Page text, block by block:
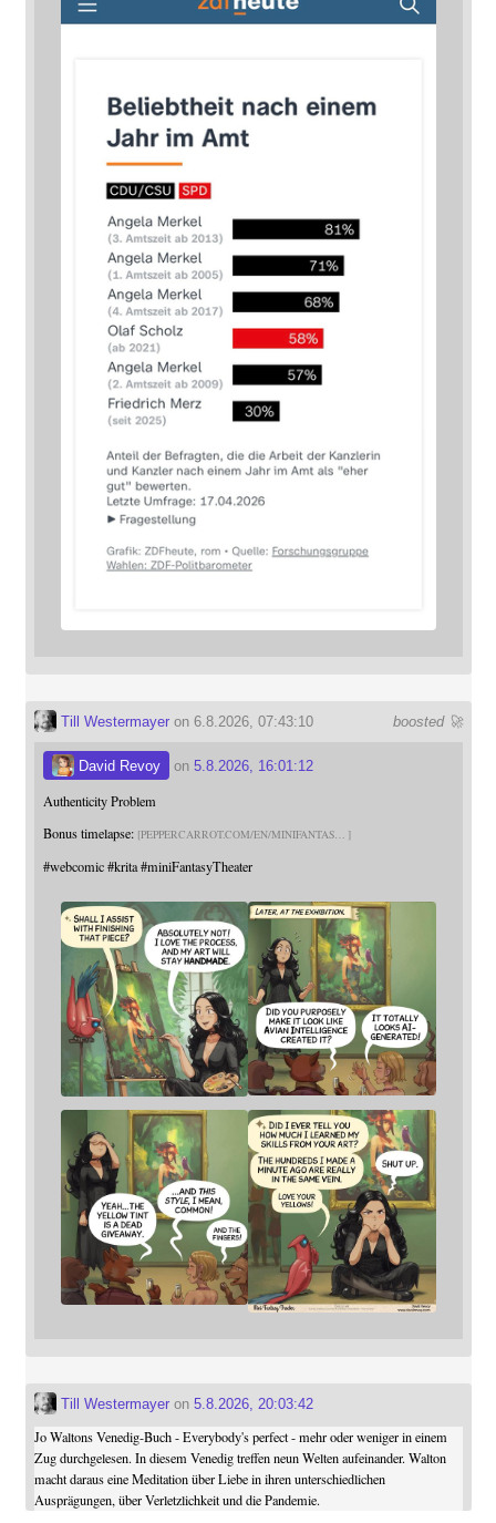
boosted 🚀
Till Westermayeron 6.8.2026, 07:43:10
David Revoy on 5.8.2026, 16:01:12
Authenticity Problem
Bonus timelapse: PEPPERCARROT.COM/EN/MINIFANTAS
#webcomic #krita #miniFantasyTheater
Till Westermayeron 5.8.2026, 20:03:42
Jo Waltons Venedig-Buch - Everybody's perfect - mehr oder weniger in einem
Zug durchgelesen. In diesem Venedig treffen neun Welten aufeinander. Walton
macht daraus eine Meditation über Liebe in ihren unterschiedlichen
Ausprägungen, über Verletzlichkeit und die Pandemie.